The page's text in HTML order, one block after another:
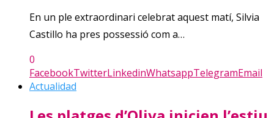
En un ple extraordinari celebrat aquest matí, Silvia
Castillo ha pres possessió com a…
0
FacebookTwitterLinkedinWhatsappTelegramEmail
Actualidad